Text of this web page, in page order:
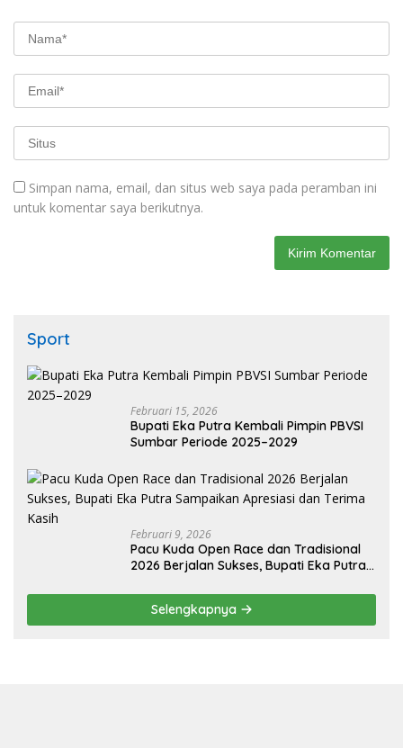
Simpan nama, email, dan situs web saya pada peramban ini
untuk komentar saya berikutnya.
Sport
Februari 15, 2026
Bupati Eka Putra Kembali Pimpin PBVSI
Sumbar Periode 2025–2029
Februari 9, 2026
Pacu Kuda Open Race dan Tradisional
2026 Berjalan Sukses, Bupati Eka Putra
Selengkapnya